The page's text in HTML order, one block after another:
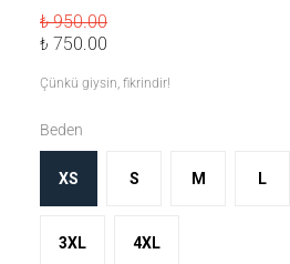
₺ 950.00
₺ 750.00
Çünkü giysin, fikrindir!
Beden
XS S M L
3XL 4XL